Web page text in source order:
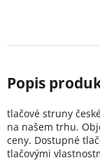
tlačové struny
na našem trhu.
ceny. Dostupné
tlačovými